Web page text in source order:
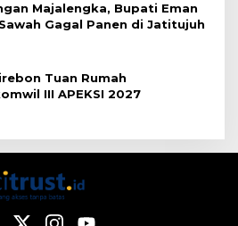
Majalengka, Bupati Eman
Gagal Panen di Jatitujuh
Tuan Rumah
III APEKSI 2027